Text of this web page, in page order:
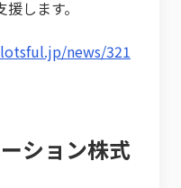
します。
news/321
ション株式